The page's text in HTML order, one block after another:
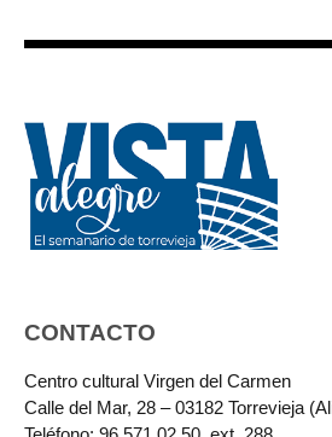
CONTACTO
Centro cultural Virgen del Carmen
Calle del Mar, 28 – 03182 Torrevieja